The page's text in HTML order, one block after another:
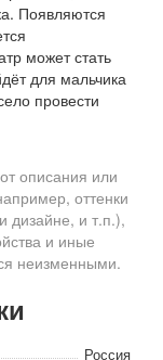
Появляются
может стать
для мальчика
провести
описания или
оттенки
дизайне, и т.п.),
и иные
неизменными.
Россия